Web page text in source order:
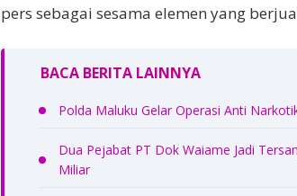
pers sebagai sesama elemen yang
BACA BERITA LAINNYA
Polda Maluku Gelar Operasi Anti
Dua Pejabat PT Dok Waiame Jadi
Miliar